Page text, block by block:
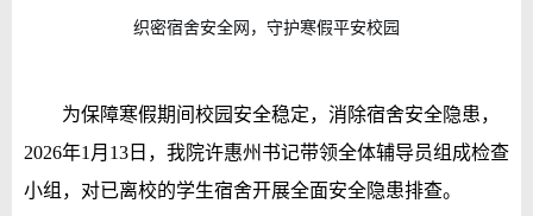
织密宿舍安全网，守护寒假平安校园
为保障寒假期间校园安全稳定，消除宿舍安全隐患，
2026年1月13日，我院许惠州书记带领全体辅导员组成检查
小组，对已离校的学生宿舍开展全面安全隐患排查。